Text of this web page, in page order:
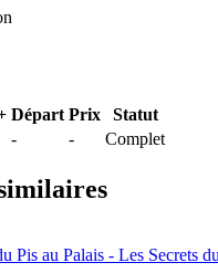
Départ Prix
Statut
- - Complet
Pis au Palais - Les Secrets